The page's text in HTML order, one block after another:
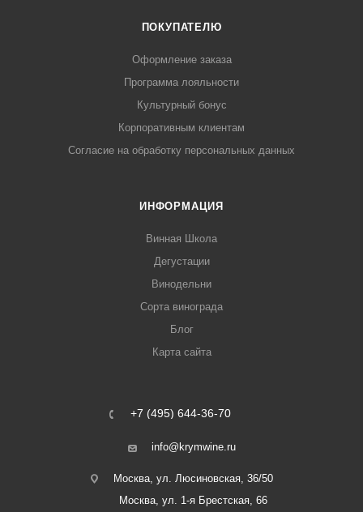
ПОКУПАТЕЛЮ
Оформление заказа
Программа лояльности
Культурный бонус
Корпоративным клиентам
Согласие на обработку персональных данных
ИНФОРМАЦИЯ
Винная Школа
Дегустации
Винодельни
Сорта винограда
Блог
Карта сайта
+7 (495) 644-36-70
info@krymwine.ru
Москва, ул. Люсиновская, 36/50
Москва, ул. 1-я Брестская, 66